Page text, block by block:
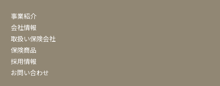
事業紹介
会社情報
取扱い保険会社
保険商品
採用情報
お問い合わせ